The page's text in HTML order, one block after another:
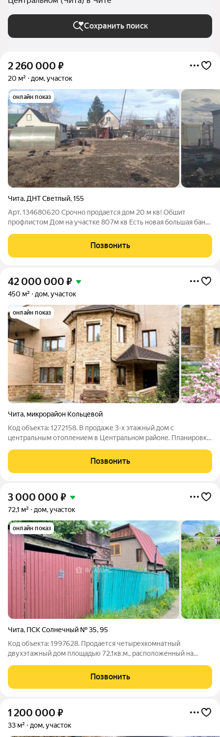
Сохранить поиск
2 260 000 ₽
20 м² дом, участок
онлайн показ
Чита, ДНТ Светлый,155
Арт. 134680620 Срочно продается дом 20 м кв! Обшит
профлистом Дом на участке 807м кв Есть новая большая баня
заведена в дом Отопление печное Забор из профлиста Ворота
с железным каркасом с
Позвонить
42 000 000 ₽
450 м² дом, участок
онлайн показ
Чита, микрорайон Кольцевой
Код объекта: 1272158. В продаже 3-х этажный дом с
центральным отоплением в Центральном районе. Планировка:
комната отдыха; - первый этаж: просторный коридор, кухня с
эркером, спальня, совмещенный
Позвонить
3 000 000 ₽
72,1 м² дом, участок
онлайн показ
Чита, ПСК Солнечный № 35,95
Код объекта: 1997628. Продается четырехкомнатный
двухэтажный дом площадью 72,1кв.м., расположенный на
вагонкой, второй этаж ГВЛ. Печное отопление. Есть гараж 74,
баня 44, теплица на
Позвонить
1 200 000 ₽
33 м² дом, участок